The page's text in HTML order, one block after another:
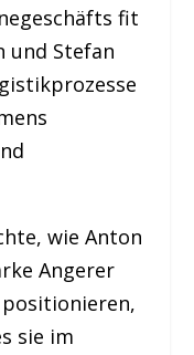
fit
und Stefan
wie Anton
Angerer
sie im